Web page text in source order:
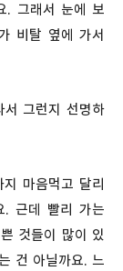
. 그래서 눈에 보
비탈 옆에 가서
서 그런지 선명하
마음먹고 달리
. 근데 빨리 가는
것들이 많이 있
건 아닐까요. 느